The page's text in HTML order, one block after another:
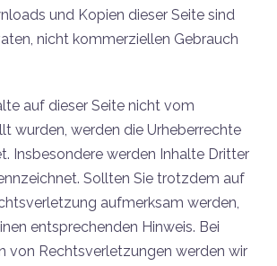
und Kopien dieser Seite sind
nicht kommerziellen Gebrauch
auf dieser Seite nicht vom
wurden, werden die Urheberrechte
Insbesondere werden Inhalte Dritter
Sollten Sie trotzdem auf
aufmerksam werden,
entsprechenden Hinweis. Bei
von Rechtsverletzungen werden wir